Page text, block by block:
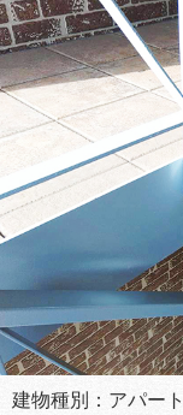
建物種別：アパート